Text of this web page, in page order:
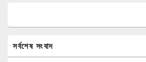
সর্বশেষ সংবাদ